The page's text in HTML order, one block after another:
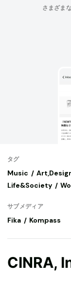
さまざま
タグ
Music
Life&Society
サブメディア
Fika Kompass
CINRA,